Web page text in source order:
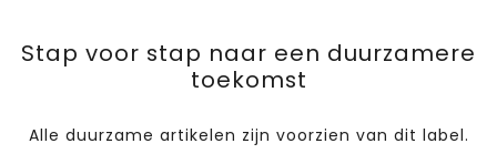
Stap voor stap naar een duurzamere
toekomst
Alle duurzame artikelen zijn voorzien van dit label.